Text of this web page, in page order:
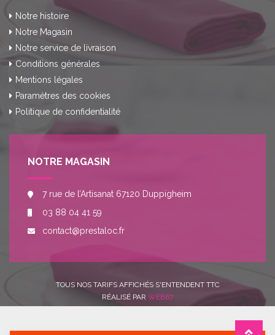
Notre histoire
Notre Magasin
Notre service de livraison
Conditions générales
Mentions légales
Paramètres des cookies
Politique de confidentialité
NOTRE MAGASIN
7 rue de l’Artisanat 67120 Duppigheim
03 88 04 41 59
contact@prestaloc.fr
TOUS NOS TARIFS AFFICHÉS S'ENTENDENT TTC
RÉALISÉ PAR WEB67